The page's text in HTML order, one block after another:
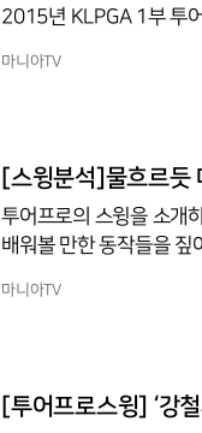
2015년 KLPGA 1부 투
대회에 출전하는데 그쳤
웨이 안착률도 80.41%를
경자
마니아TV
[스윙분석]물흐르듯
투어프로의 스윙을 소개
배워볼 만한 동작들을 짚
018년 한국프로골프
를 전했고, 시즌 상금 8위
현
마니아TV
[투어프로스윙] ‘강